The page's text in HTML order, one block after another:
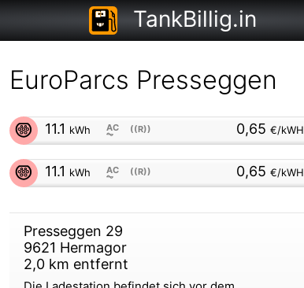
TankBillig.in
EuroParcs Presseggen
11.1 kWh AC
⏦ ((R)) 0,65 €/kWH
11.1 kWh AC
⏦ ((R)) 0,65 €/kWH
Presseggen 29
9621 Hermagor
2,0km entfernt